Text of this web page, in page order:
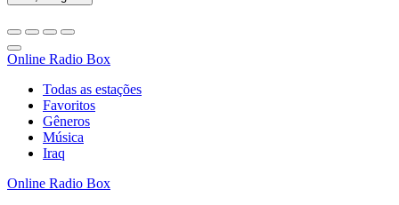
Online Radio Box
Todas as estações
Favoritos
Gêneros
Música
Iraq
Online Radio Box